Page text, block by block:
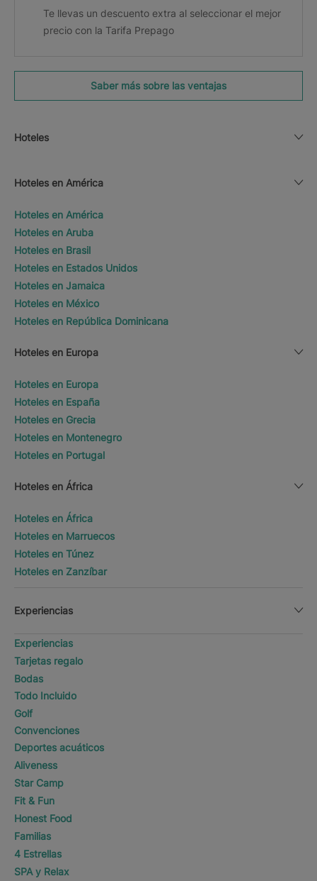
Te llevas un descuento extra al seleccionar el mejor
precio con la Tarifa Prepago
Saber más sobre las ventajas
Hoteles
Hoteles en América
Hoteles en América
Hoteles en Aruba
Hoteles en Brasil
Hoteles en Estados Unidos
Hoteles en Jamaica
Hoteles en México
Hoteles en República Dominicana
Hoteles en Europa
Hoteles en Europa
Hoteles en España
Hoteles en Grecia
Hoteles en Montenegro
Hoteles en Portugal
Hoteles en África
Hoteles en África
Hoteles en Marruecos
Hoteles en Túnez
Hoteles en Zanzíbar
Experiencias
Experiencias
Tarjetas regalo
Bodas
Todo Incluido
Golf
Convenciones
Deportes acuáticos
Aliveness
Star Camp
Fit & Fun
Honest Food
Familias
4 Estrellas
SPA y Relax